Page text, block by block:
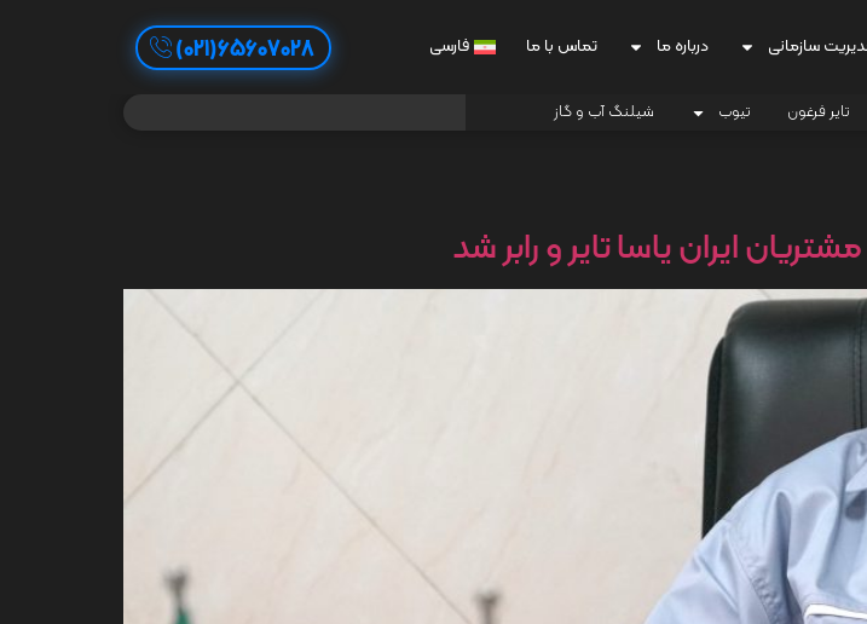
سازمانی درباره ما تماس با ما فارسی 65607028(021)
تایر فرغون تیوب شیلنگ آب و گاز
ایران یاسا تایر و رابر شد